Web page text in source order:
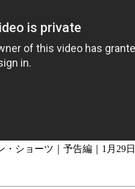
ショーツ｜予告編｜1月29日